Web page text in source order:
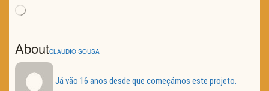
Loading…
AboutCLAUDIO SOUSA
Já vão 16 anos desde que começámos este projeto.